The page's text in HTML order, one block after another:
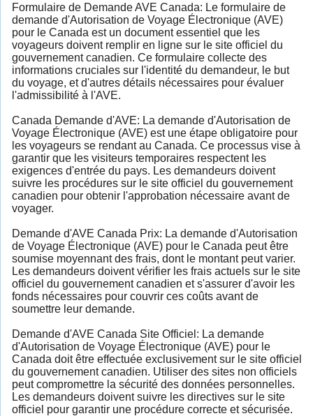
Formulaire de Demande AVE Canada: Le formulaire de
demande d'Autorisation de Voyage Électronique (AVE)
pour le Canada est un document essentiel que les
voyageurs doivent remplir en ligne sur le site officiel du
gouvernement canadien. Ce formulaire collecte des
informations cruciales sur l'identité du demandeur, le but
du voyage, et d'autres détails nécessaires pour évaluer
l'admissibilité à l'AVE.
Canada Demande d'AVE: La demande d'Autorisation de
Voyage Électronique (AVE) est une étape obligatoire pour
les voyageurs se rendant au Canada. Ce processus vise à
garantir que les visiteurs temporaires respectent les
exigences d'entrée du pays. Les demandeurs doivent
suivre les procédures sur le site officiel du gouvernement
canadien pour obtenir l'approbation nécessaire avant de
voyager.
Demande d'AVE Canada Prix: La demande d'Autorisation
de Voyage Électronique (AVE) pour le Canada peut être
soumise moyennant des frais, dont le montant peut varier.
Les demandeurs doivent vérifier les frais actuels sur le site
officiel du gouvernement canadien et s'assurer d'avoir les
fonds nécessaires pour couvrir ces coûts avant de
soumettre leur demande.
Demande d'AVE Canada Site Officiel: La demande
d'Autorisation de Voyage Électronique (AVE) pour le
Canada doit être effectuée exclusivement sur le site officiel
du gouvernement canadien. Utiliser des sites non officiels
peut compromettre la sécurité des données personnelles.
Les demandeurs doivent suivre les directives sur le site
officiel pour garantir une procédure correcte et sécurisée.